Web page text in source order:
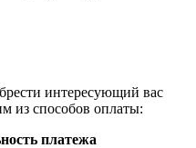
интересующий вас
из способов оплаты:
платежа